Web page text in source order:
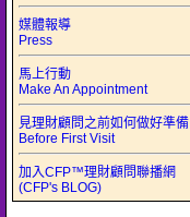
媒體報導
Press
馬上行動
Make An Appointment
見理財顧問之前如何做好準備
Before First Visit
加入CFP™理財顧問聯播網
(CFP's BLOG)